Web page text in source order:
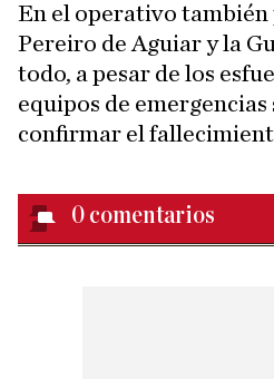
En el operativo también
Pereiro de Aguiar y la
todo, a pesar de los
equipos de
confirmar el
0 comentarios